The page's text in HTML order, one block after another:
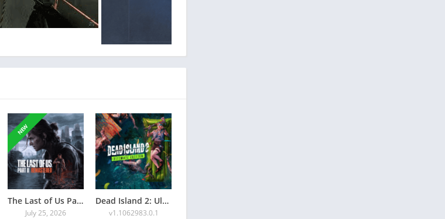
NEW
The Last of Us Part II Remastered Torrent Baixar
July 25, 2026
Dead Island 2: Ultimate Edition
v1.1062983.0.1